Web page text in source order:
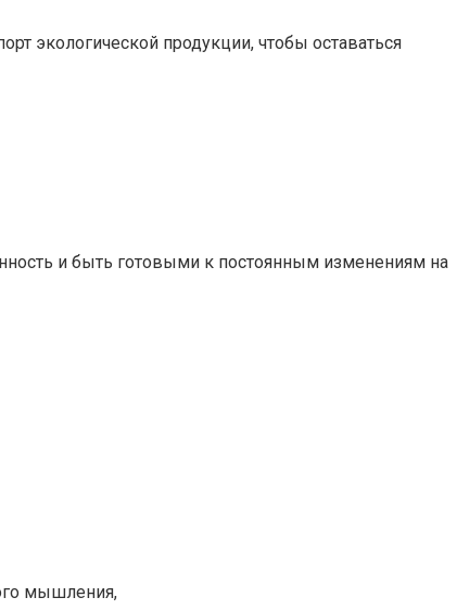
экологической продукции, чтобы оставаться
и быть готовыми к постоянным изменениям на
мышления,